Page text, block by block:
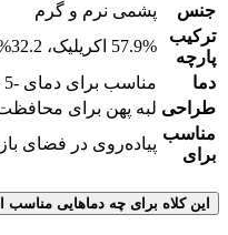
جنس
پشمی نرم و گرم
ترکیب
پارچه
57.9% اکریلیک، 32.2% نایلون، 7.5% پشم، 2.4% اسپندکس
دما
مناسب برای دمای -5 تا 10 درجه سانتی‌گراد
طراحی لبه پهن برای محافظت
مناسب
برای
پیاده‌روی در فضای باز
این کلاه برای چه دماهایی